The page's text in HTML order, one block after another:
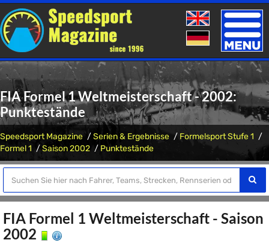
Toggle
FIA Formel 1 Weltmeisterschaft - 2002:
Punktestände
Speedsport Magazine Serien & Ergebnisse
Formelsport Stufe 1
Formel 1
Saison 2002 Punktestände
FIA Formel 1 Weltmeisterschaft - Saison
2002